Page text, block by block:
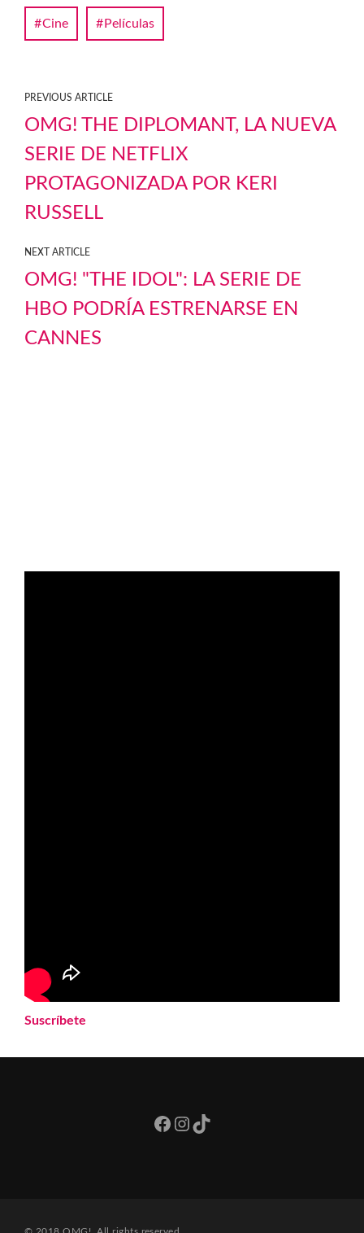
Cine Películas
PREVIOUS ARTICLE
OMG! THE DIPLOMANT, LA NUEVA
SERIE DE NETFLIX
PROTAGONIZADA POR KERI
RUSSELL
NEXT ARTICLE
OMG! "THE IDOL": LA SERIE DE
HBO PODRÍA ESTRENARSE EN
CANNES
Suscríbete
Facebook
Instagram
TikTok